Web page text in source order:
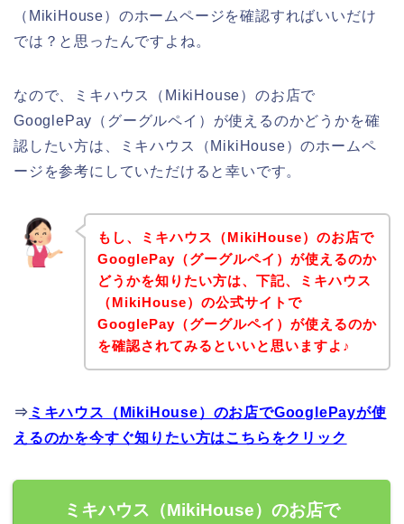
（MikiHouse）のホームページを確認すればいいだけ
では？と思ったんですよね。
なので、ミキハウス（MikiHouse）のお店で
GooglePay（グーグルペイ）が使えるのかどうかを確
認したい方は、ミキハウス（MikiHouse）のホームペ
ージを参考にしていただけると幸いです。
もし、ミキハウス（MikiHouse）のお店で
GooglePay（グーグルペイ）が使えるのか
どうかを知りたい方は、下記、ミキハウス
（MikiHouse）の公式サイトで
GooglePay（グーグルペイ）が使えるのか
を確認されてみるといいと思いますよ♪
⇒ ミキハウス（MikiHouse）のお店でGooglePayが使
えるのかを今すぐ知りたい方はこちらをクリック
ミキハウス（MikiHouse）のお店で